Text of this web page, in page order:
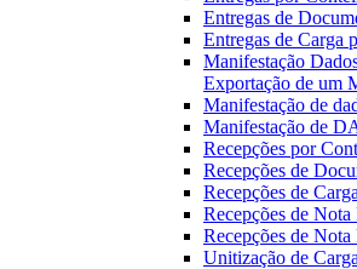
Entregas de
Entregas de Carga
Manifestação
Exportação de um
Manifestação de
Manifestação de
Recepções por
Recepções de
Recepções de
Recepções de
Recepções de
Unitização de Carga